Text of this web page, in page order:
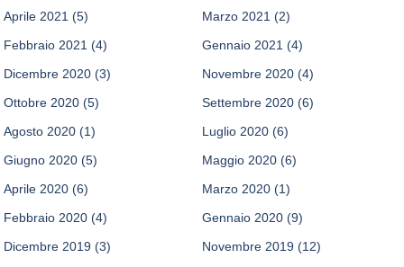
Aprile 2021 (5) Marzo 2021 (2)
Febbraio 2021 (4) Gennaio 2021 (4)
Dicembre 2020 (3) Novembre 2020 (4)
Ottobre 2020 (5) Settembre 2020 (6)
Agosto 2020 (1) Luglio 2020 (6)
Giugno 2020 (5) Maggio 2020 (6)
Aprile 2020 (6) Marzo 2020 (1)
Febbraio 2020 (4) Gennaio 2020 (9)
Dicembre 2019 (3) Novembre 2019 (12)